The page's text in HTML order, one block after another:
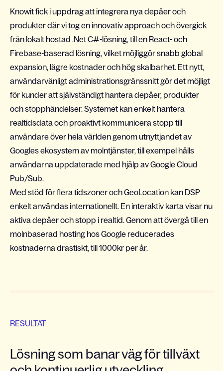
Knowit fick i uppdrag att integrera nya depåer och
produkter där vi tog en innovativ approach och övergick
från lokalt hostad .Net C#-lösning, till en React- och
Firebase-baserad lösning, vilket möjliggör snabb global
expansion, lägre kostnader och hög skalbarhet. Ett nytt,
användarvänligt administrationsgränssnitt gör det möjligt
för kunder att självständigt hantera depåer, produkter
och stopphändelser. Systemet kan enkelt hantera
realtidsdata och proaktivt kommunicera stopp till
användare över hela världen genom utnyttjandet av
Googles ekosystem av molntjänster, till exempel hålls
användarna uppdaterade med hjälp av Google Cloud
Pub/Sub.
Med stöd för flera tidszoner och GeoLocation kan DSP
enkelt användas internationellt. En interaktiv karta visar nu
aktiva depåer och stopp i realtid. Genom att övergå till en
molnbaserad hosting hos Google reducerades
kostnaderna drastiskt, till 1000kr per år.
RESULTAT
Lösning som banar väg för tillväxt